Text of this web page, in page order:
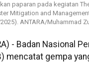
paparan pada kegiatan
Mitigation and
ANTARA/Muhammad
- Badan Nasional
mencatat gempa